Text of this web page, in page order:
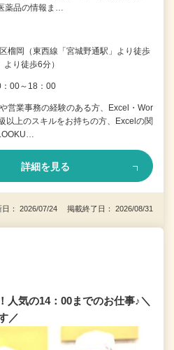
薬品の情報ま…
榴岡（東西線「宮城野通駅」より徒歩
り徒歩6分）
00～18：00
営業事務の経験のある方、Excel・Wor
以上のスキルをお持ちの方、Excelの関
詳細を見る
日： 2026/07/24 掲載終了日： 2026/08/31
人気の14：00までのお仕事♪＼
／